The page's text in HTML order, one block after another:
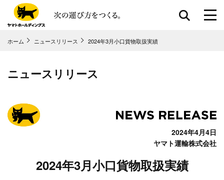
共通メニューに移動
ホーム ニュースリリース 2024年3月小口貨物取扱実績
ニュースリリース
2024年4月4日
ヤマト運輸株式会社
2024年3月小口貨物取扱実績